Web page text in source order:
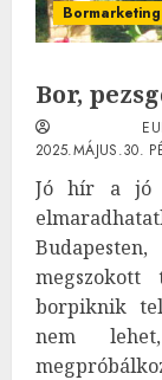
Bormarketing
Bor,
2025.MÁJUS.30.
Jó hír a jó
borpiknik
nem